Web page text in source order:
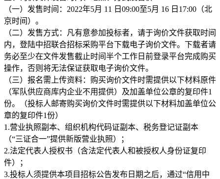
（一）发售时间：2022年5月 11 日09:00至5月 16 日17:00（北
京时间）。
（二）发售方式：凡有意参加投标者，请于询价文件获取时间
内，登陆中招联合招标采购平台下载电子询价文件。下载者请
务必至少在文件发售截止时间半个工作日前登录平台完成购买
操作，否则将无法保证获取电子询价文件。
（三）报名需上传资料：购买询价文件时需提供以下材料原件
（军队供应商库内企业不用提供）及加盖单位公章的复印件1
份。（投标人邮寄购买询价文件时需提供以下材料加盖单位公
章的复印件1份）
1.营业执照副本、组织机构代码证副本、税务登记证副本
（“三证合一”提供新版营业执照）；
2.法定代表人授权书（含法定代表人和被授权人身份证复印
件）；
3.投标人须提供本项目招标公告发布日期之后，通过“信用中